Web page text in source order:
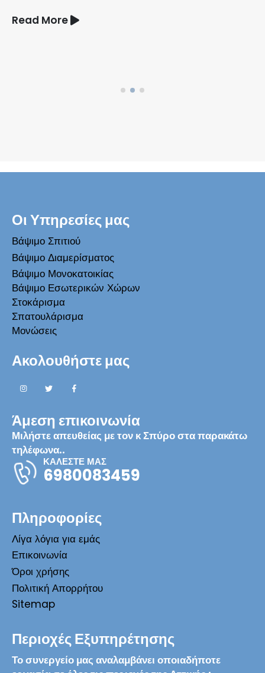
Read More
Οι Υπηρεσίες μας
Βάψιμο Σπιτιού
Βάψιμο Διαμερίσματος
Βάψιμο Μονοκατοικίας
Βάψιμο Εσωτερικών Χώρων
Στοκάρισμα
Σπατουλάρισμα
Μονώσεις
Ακολουθήστε μας
Άμεση επικοινωνία
Μιλήστε απευθείας με τον κ Σπύρο στα παρακάτω
τηλέφωνα..
ΚΑΛΕΣΤΕ ΜΑΣ
6980083459
Πληροφορίες
Λίγα λόγια για εμάς
Επικοινωνία
Όροι χρήσης
Πολιτική Απορρήτου
Sitemap
Περιοχές Εξυπηρέτησης
Το συνεργείο μας αναλαμβάνει οποιαδήποτε